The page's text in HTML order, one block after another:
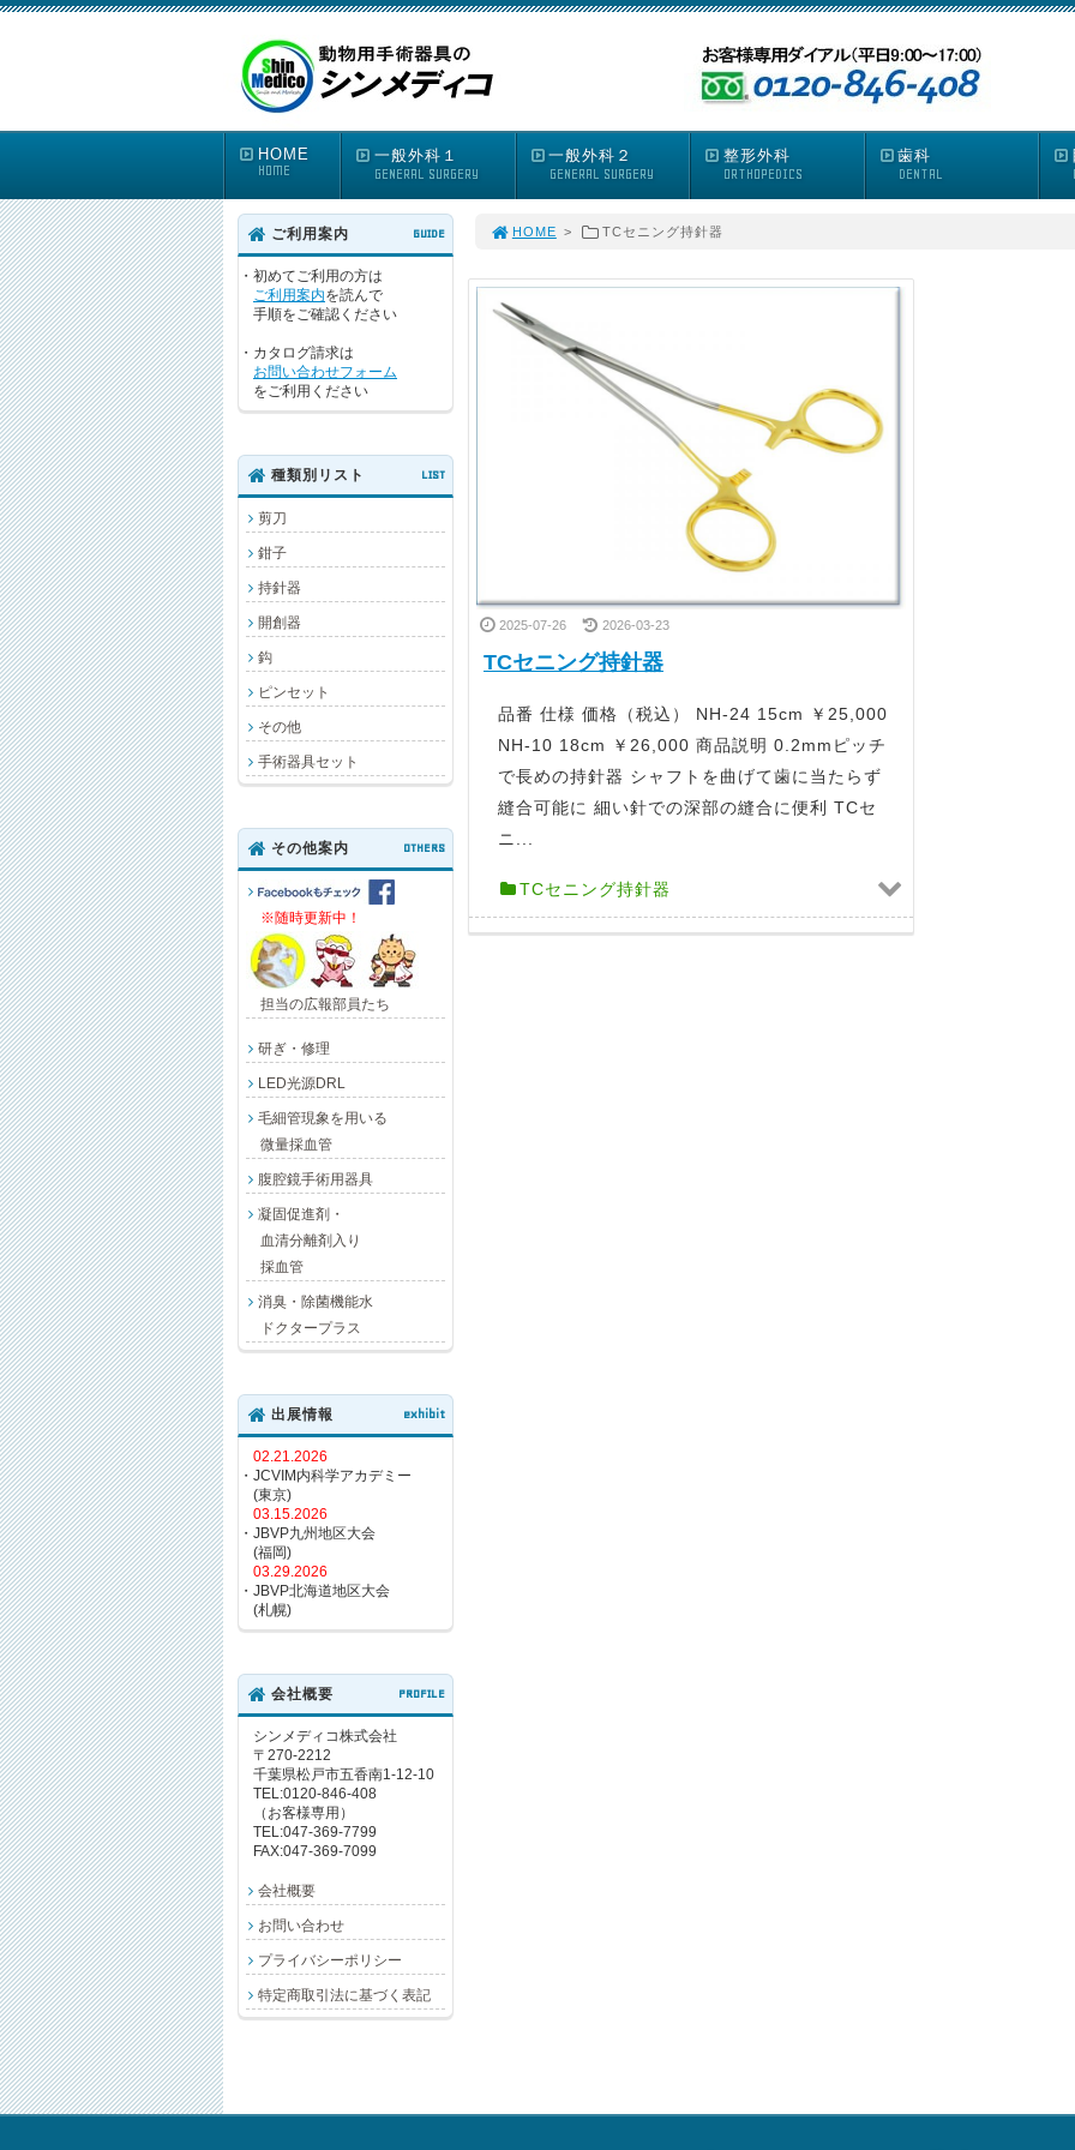
HOME
HOME
一般外科１
GENERAL SURGERY
一般外科２
GENERAL SURGERY
整形外科
ORTHOPEDICS
歯科
DENTAL
HOME > TCセニング持針器
2025-07-26 2026-03-23
TCセニング持針器
品番 仕様 価格（税込） NH-24 15cm ￥25,000
NH-10 18cm ￥26,000 商品説明 0.2mmピッチ
で長めの持針器 シャフトを曲げて歯に当たらず
縫合可能に 細い針での深部の縫合に便利 TCセ
ニ...
TCセニング持針器
ご利用案内 GUIDE
・初めてご利用の方は
ご利用案内を読んで
手順をご確認ください
・カタログ請求は
お問い合わせフォーム
をご利用ください
種類別リスト LIST
剪刀
鉗子
持針器
開創器
鈎
ピンセット
その他
手術器具セット
その他案内 OTHERS
※随時更新中！
担当の広報部員たち
研ぎ・修理
LED光源DRL
毛細管現象を用いる
微量採血管
腹腔鏡手術用器具
凝固促進剤・
血清分離剤入り
採血管
消臭・除菌機能水
ドクタープラス
出展情報 exhibit
02.21.2026
・JCVIM内科学アカデミー
(東京)
03.15.2026
・JBVP九州地区大会
(福岡)
03.29.2026
・JBVP北海道地区大会
(札幌)
会社概要 PROFILE
シンメディコ株式会社
〒270-2212
千葉県松戸市五香南1-12-10
TEL:0120-846-408
（お客様専用）
TEL:047-369-7799
FAX:047-369-7099
会社概要
お問い合わせ
プライバシーポリシー
特定商取引法に基づく表記